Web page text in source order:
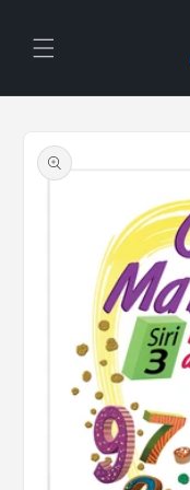
content
product
information